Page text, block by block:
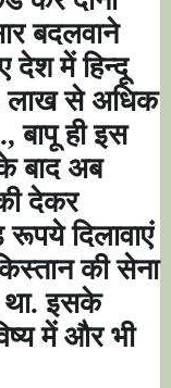
बदलवाने
देश में हिन्दू
लाख से अधिक
बापू ही इस
बाद अब
देकर
दिलावाएं
की सेना
था. इसके
में और भी